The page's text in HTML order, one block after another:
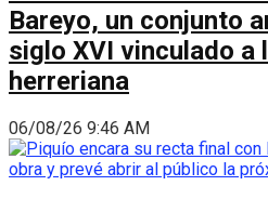
Bareyo, un conjunto
siglo XVI vinculado a
herreriana
06/08/26 9:46 AM